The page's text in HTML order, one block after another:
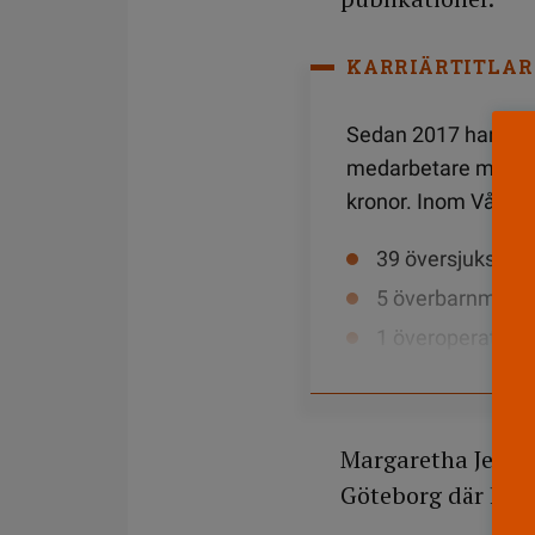
KARRIÄRTITLAR
Sedan 2017 har
medarbetare med
kronor. Inom
39
5
1
12
Dessutom finns
2 000 kronor. Det
Margaretha
Göteborg där hon